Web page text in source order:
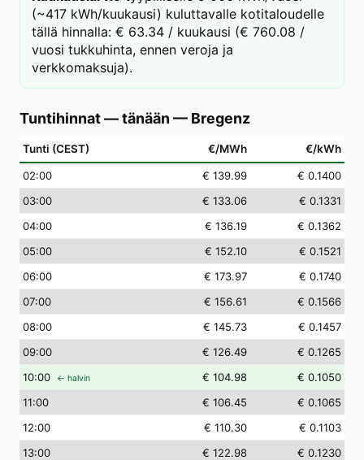
(~417 kWh/kuukausi) kuluttavalle kotitaloudelle
tällä hinnalla: € 63.34 / kuukausi (€ 760.08 /
vuosi tukkuhinta, ennen veroja ja
verkkomaksuja).
Tuntihinnat — tänään — Bregenz
Tunti (CEST) €/MWh €/kWh
02:00 € 139.99
€ 0.1400
03:00 € 133.06
€ 0.1331
04:00 € 136.19
€ 0.1362
05:00 € 152.10
€ 0.1521
06:00 € 173.97
€ 0.1740
07:00 € 156.61
€ 0.1566
08:00 € 145.73
€ 0.1457
09:00 € 126.49
€ 0.1265
10:00 ← halvin € 104.98
€ 0.1050
11:00 € 106.45
€ 0.1065
12:00 € 110.30
€ 0.1103
13:00 € 122.98
€ 0.1230